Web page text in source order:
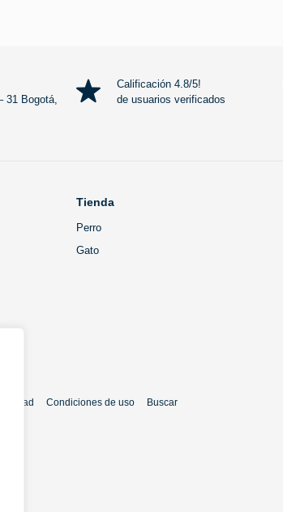
31 Bogotá,
Calificación 4.8/5!
de usuarios verificados
Tienda
Perro
Gato
Condiciones de uso Buscar